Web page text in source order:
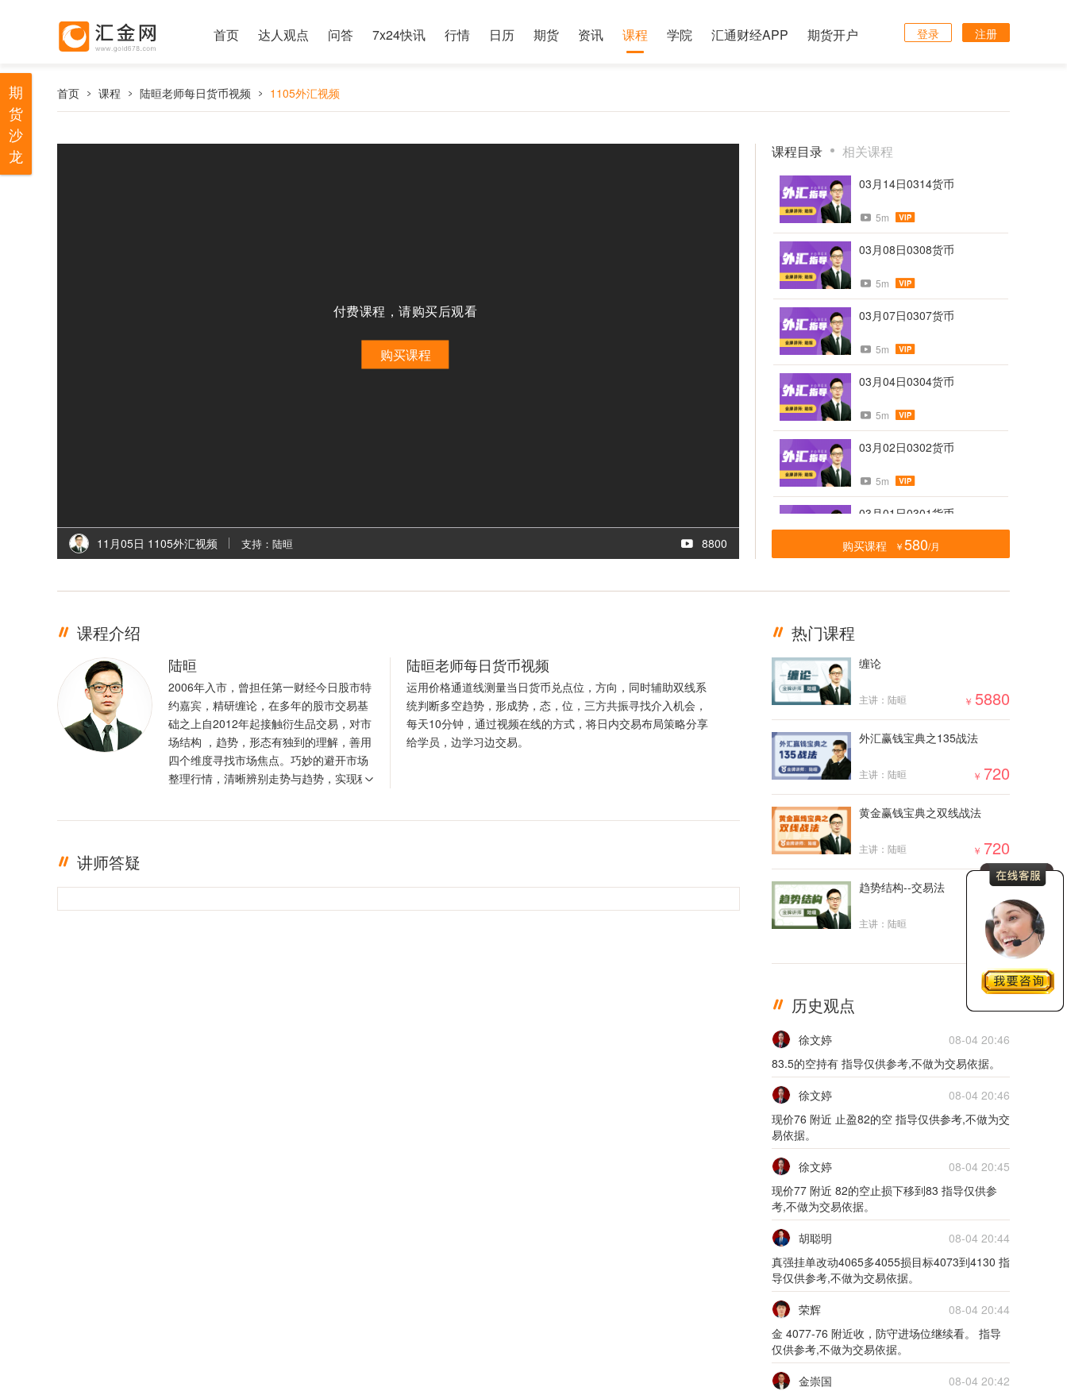
首页 达人观点 问答 7x24快讯 行情 日历 期货 资讯 课程 学院 汇通财经APP 期货开户 登录 注册
首页 课程 陆晅老师每日货币视频 1105外汇视频
付费课程，请购买后观看
购买课程
11月05日 1105外汇视频 支持：陆晅 8800
课程目录 相关课程
03月14日0314货币
5m
03月08日0308货币
5m
03月07日0307货币
5m
03月04日0304货币
5m
03月02日0302货币
5m
03月01日0301货币
5m
5m
02月17日0217货币
5m
02月16日0216货币
02月11日0211货币
5m
02月09日0209货币
01月28日0128货币
5m
01月27日0127货币
5m
购买课程 ￥580/月
课程介绍
陆晅
2006年入市，曾担任第一财经今日股市特
约嘉宾，精研缠论，在多年的股市交易基
础之上自2012年起接触衍生品交易，对市
场结构 ，趋势，形态有独到的理解，善用
四个维度寻找市场焦点。巧妙的避开市场
整理行情，清晰辨别走势与趋势，实现稳
陆晅老师每日货币视频
运用价格通道线测量当日货币兑点位，方向，同时辅助双线系
统判断多空趋势，形成势，态，位，三方共振寻找介入机会，
每天10分钟，通过视频在线的方式，将日内交易布局策略分享
给学员，边学习边交易。
讲师答疑
热门课程
缠论
主讲：陆晅 ￥ 5880
外汇赢钱宝典之135战法
主讲：陆晅 ￥ 720
黄金赢钱宝典之双线战法
主讲：陆晅 ￥ 720
趋势结构--交易法
主讲：陆晅 2000
历史观点
徐文婷
08-04 20:46
83.5的空持有 指导仅供参考,不做为交易依据。
徐文婷
08-04 20:46
现价76 附近 止盈82的空 指导仅供参考,不做为交
易依据。
徐文婷
08-04 20:45
现价77 附近 82的空止损下移到83 指导仅供参
考,不做为交易依据。
胡聪明
08-04 20:44
真强挂单改动4065多4055损目标4073到4130 指
导仅供参考,不做为交易依据。
荣辉
08-04 20:44
金 4077-76 附近收，防守进场位继续看。 指导
仅供参考,不做为交易依据。
金崇国
08-04 20:42
期
货
沙
龙